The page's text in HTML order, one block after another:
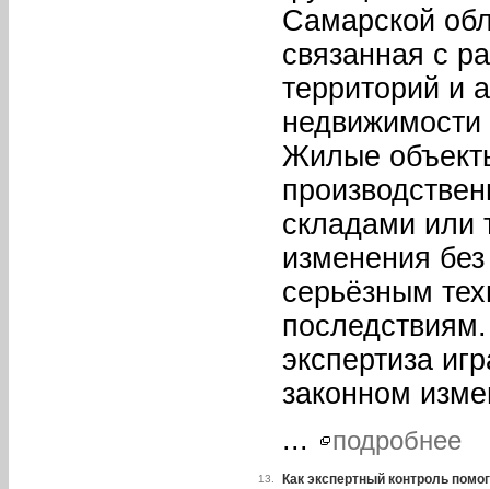
Самарской
связанная с
территорий и
Жилые
складами или
изменения
серьёзным
экспертиза
законном
...
подробнее
13. Как экспертный контроль